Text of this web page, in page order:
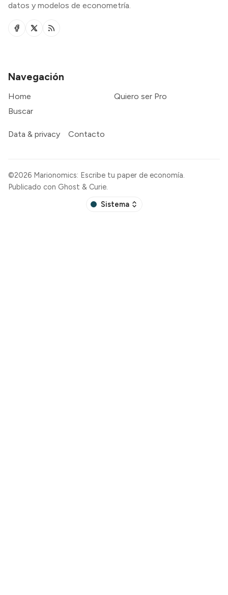
datos y modelos de econometría.
Navegación
Home
Quiero ser Pro
Buscar
Data & privacy Contacto
©2026 Marionomics: Escribe tu paper de economía.
Publicado con Ghost & Curie.